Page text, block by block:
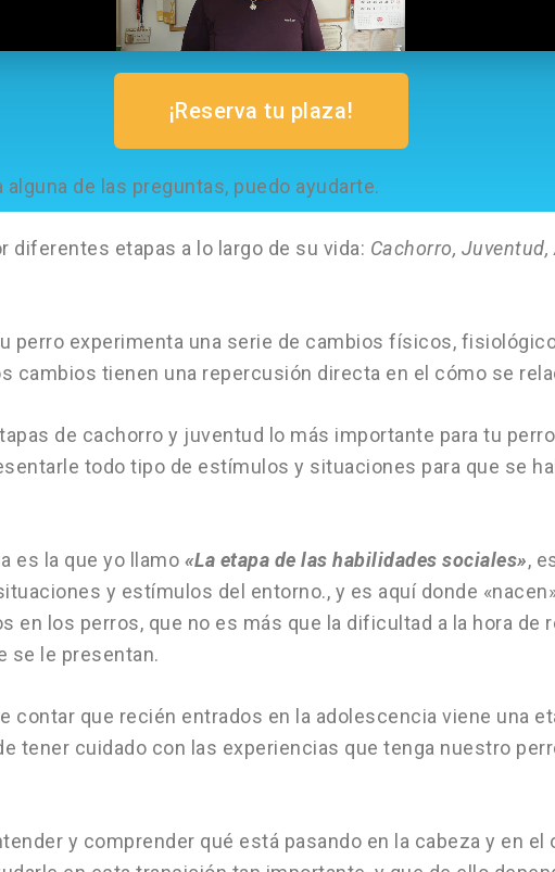
¡Reserva tu plaza!
de las preguntas, puedo ayudarte.
diferentes etapas a lo largo de su vida: Cachorro,
perro experimenta una serie de cambios físicos,
cambios tienen una repercusión directa en el cómo se
de cachorro y juventud lo más importante para tu
todo tipo de estímulos y situaciones para que se
es la que yo llamo «La etapa de las habilidades sociales»,
y estímulos del entorno., y es aquí donde
en los perros, que no es más que la dificultad a la hora de
se le presentan.
contar que recién entrados en la adolescencia viene una
tener cuidado con las experiencias que tenga nuestro
y comprender qué está pasando en la cabeza y en el